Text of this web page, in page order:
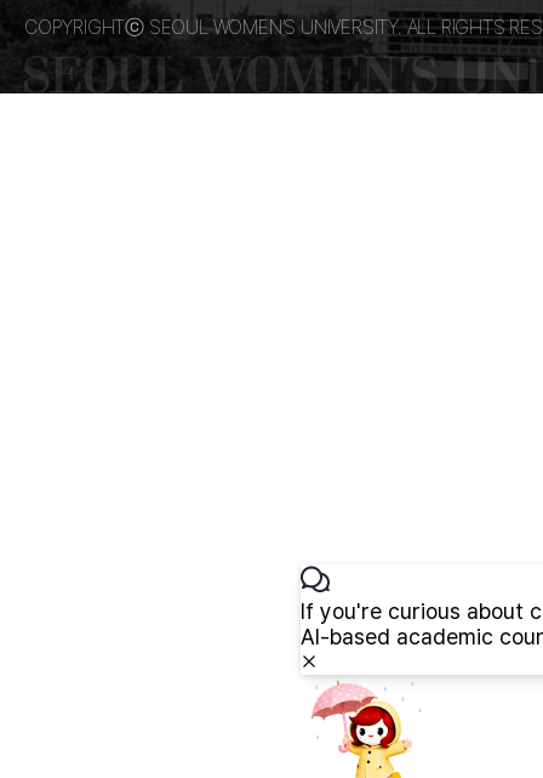
COPYRIGHTⓒ SEOUL WOMEN’S UNIVERSITY. ALL RIGHTS